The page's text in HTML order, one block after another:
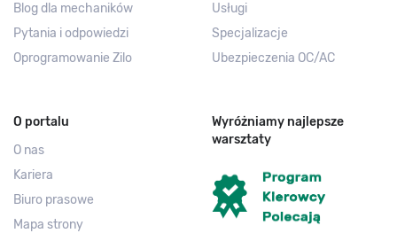
Blog dla mechaników
Pytania i odpowiedzi
Oprogramowanie Zilo
Usługi
Specjalizacje
Ubezpieczenia OC/AC
O portalu
O nas
Kariera
Biuro prasowe
Mapa strony
Wyróżniamy najlepsze
warsztaty